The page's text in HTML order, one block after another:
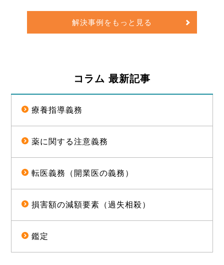
損害金や訴訟費用を合わせて約1億5000万円
の経済的利益を確保した事例
解決事例をもっと見る
コラム 最新記事
療養指導義務
薬に関する注意義務
転医義務（開業医の義務）
損害額の減額要素（過失相殺）
鑑定